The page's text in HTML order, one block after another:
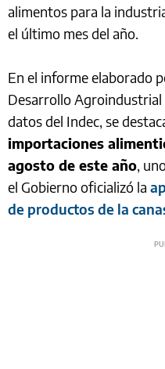
alimentos para la
el último mes del año.
En el informe elaborado
Desarrollo
datos del Indec, se
importaciones
agosto de este año,
el Gobierno oficializó la
de productos de la